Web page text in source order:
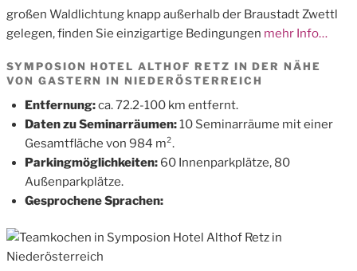
großen Waldlichtung knapp außerhalb der Braustadt Zwettl
gelegen, finden Sie einzigartige Bedingungen mehr Info…
SYMPOSION HOTEL ALTHOF RETZ IN DER NÄHE
VON GASTERN IN NIEDERÖSTERREICH
Entfernung:ca. 72.2-100 km entfernt.
Daten zu Seminarräumen:10 Seminarräume mit einer
Gesamtfläche von 984 m².
Parkingmöglichkeiten: 60 Innenparkplätze, 80
Außenparkplätze.
Gesprochene Sprachen: